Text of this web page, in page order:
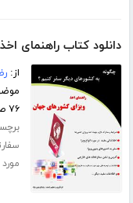
دانلود کتاب راهنمای
از:
۷۶ صفحه